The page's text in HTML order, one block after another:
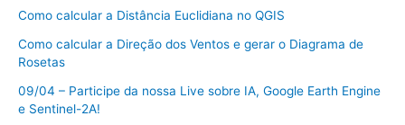
Como calcular a Distância Euclidiana no QGIS
Como calcular a Direção dos Ventos e gerar o Diagrama de
Rosetas
09/04 – Participe da nossa Live sobre IA, Google Earth Engine
e Sentinel-2A!